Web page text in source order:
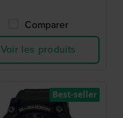
Comparer
Voir les produits
Best-seller